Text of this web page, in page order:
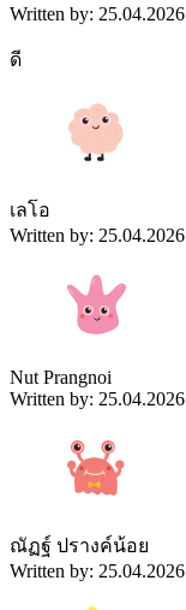
Written by: 25.04.2026
ดี
เลโอ
Written by: 25.04.2026
Nut Prangnoi
Written by: 25.04.2026
ณัฏฐ์ ปรางค์น้อย
Written by: 25.04.2026